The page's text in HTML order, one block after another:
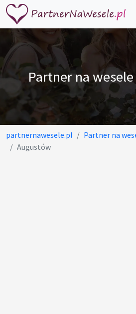
Partner na wesele
partnernawesele.pl Partner na
Augustów